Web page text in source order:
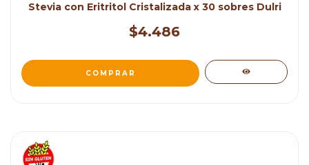
Stevia con Eritritol Cristalizada x 30 sobres Dulri
$4.486